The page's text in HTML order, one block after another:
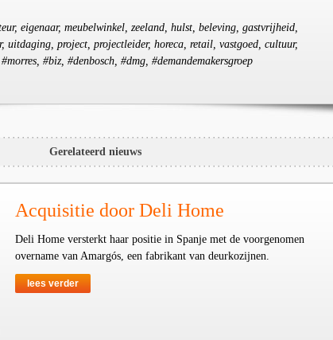
eigenaar, meubelwinkel, zeeland, hulst, beleving, gastvrijheid,
uitdaging, project, projectleider, horeca, retail, vastgoed, cultuur,
#biz, #denbosch, #dmg, #demandemakersgroep
Gerelateerd nieuws
Acquisitie door Deli Home
Deli Home versterkt haar positie in Spanje met de voorgenomen
overname van Amargós, een fabrikant van deurkozijnen.
lees verder